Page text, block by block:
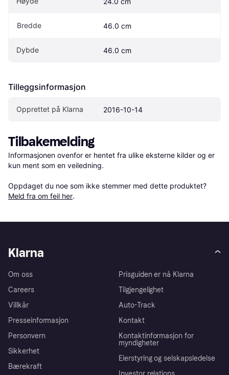
Bredde 46.0 cm
Dybde 46.0 cm
Tilleggsinformasjon
Opprettet på Klarna 2016-10-14
Tilbakemelding
Informasjonen ovenfor er hentet fra ulike eksterne kilder og er
kun ment som en veiledning.
Oppdaget du noe som ikke stemmer med dette produktet?
Meld fra om feil her.
Klarna
Om oss
Careers
Villkår
Presseinformasjon
Personvern
Sikkerhet
Bærekraft
Prisguiden er nå Klarna
Tilgjengelighet
Auto-Track
Kontakt
Kontaktinformasjon for
myndigheter
Eierstyring og selskapsledelse